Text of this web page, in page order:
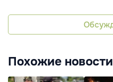
Похожие новости